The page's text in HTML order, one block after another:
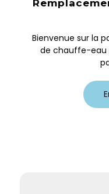
Bienvenue sur la
de chauffe-eau